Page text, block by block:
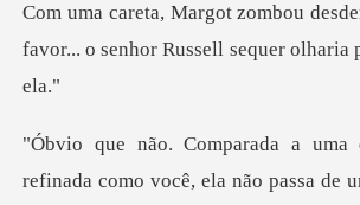
favor... o senhor Russel